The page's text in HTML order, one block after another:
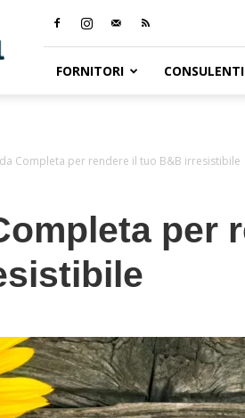
FORNITORI CONSULENTI
Completa per rendere il tuo B&B irresistibile
per